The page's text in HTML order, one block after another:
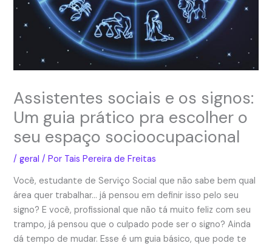
Assistentes sociais e os signos:
Um guia prático pra escolher o
seu espaço socioocupacional
/geral / Por Tais Pereira de Freitas
Você, estudante de Serviço Social que não sabe bem qual
área quer trabalhar… já pensou em definir isso pelo seu
signo? E você, profissional que não tá muito feliz com seu
trampo, já pensou que o culpado pode ser o signo? Ainda
dá tempo de mudar. Esse é um guia básico, que pode te